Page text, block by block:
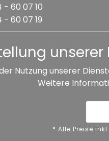
- 60 07 10
- 60 07 19
Impressum
Nutzung unserer
Weitere
* Alle Preise